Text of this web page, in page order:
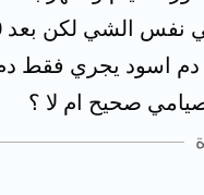
حيض يعني مش دم اسود
صحيح ام لا ؟